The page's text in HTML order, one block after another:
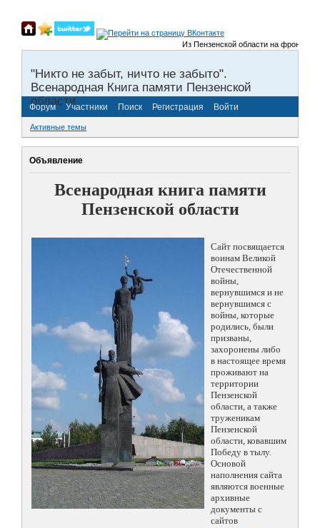
Из Пензенской области на фронты
"Никто не забыт, ничто не забыто".
Всенародная Книга памяти Пензенской
области.
Форум Участники Поиск Регистрация Войти
Активные темы
Объявление
Всенародная книга памяти
Пензенской области
Сайт посвящается
воинам Великой
Отечественной
войны,
вернувшимся и не
вернувшимся с
войны, которые
родились, были
призваны,
захоронены либо
в настоящее время
проживают на
территории
Пензенской
области, а также
труженикам
Пензенской
области, ковавшим
Победу в тылу.
Основой
наполнения сайта
являются военные
архивные
документы с
сайтов